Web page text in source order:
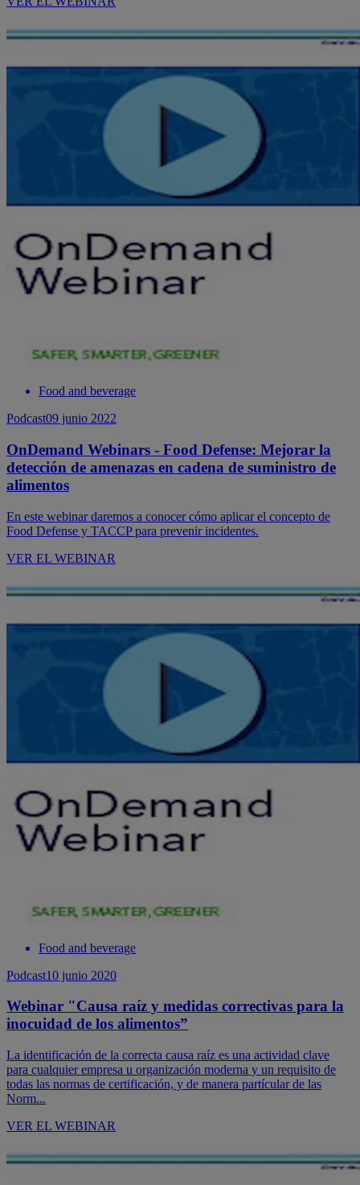
Food and beverage
Podcast09 junio 2022
OnDemand Webinars - Food Defense: Mejorar la
detección de amenazas en cadena de suministro de
alimentos
En este webinar daremos a conocer cómo aplicar el concepto de
Food Defense y TACCP para prevenir incidentes.
VER EL WEBINAR
Food and beverage
Podcast10 junio 2020
Webinar "Causa raíz y medidas correctivas para la
inocuidad de los alimentos”
La identificación de la correcta causa raíz es una actividad clave
para cualquier empresa u organización moderna y un requisito de
todas las normas de certificación, y de manera partícular de las
Norm...
VER EL WEBINAR